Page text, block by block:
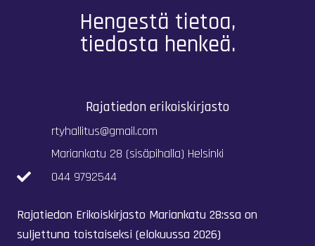
Hengestä tietoa,
tiedosta henkeä.
Rajatiedon erikoiskirjasto
rtyhallitus@gmail.com
Mariankatu 28 (sisäpihalla) Helsinki
044 9792544
Rajatiedon Erikoiskirjasto Mariankatu 28:ssa on
suljettuna toistaiseksi (elokuussa 2026)